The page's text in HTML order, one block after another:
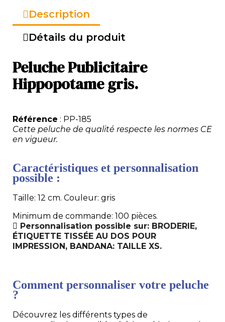
Description
Détails du produit
Peluche Publicitaire
Hippopotame gris.
Référence : PP-185
Cette peluche de qualité respecte les normes CE
en vigueur.
Caractéristiques et personnalisation
possible :
Taille: 12 cm. Couleur: gris
Minimum de commande: 100 pièces.
Personnalisation possible sur: BRODERIE,
ÉTIQUETTE TISSÉE AU DOS POUR
IMPRESSION, BANDANA: TAILLE XS.
Comment personnaliser votre peluche
?
Découvrez les différents types de